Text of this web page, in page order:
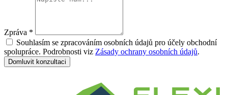
Zpráva *
Souhlasím se zpracováním osobních údajů pro účely obchodní
spolupráce. Podrobnosti viz Zásady ochrany osobních údajů.
Domluvit konzultaci